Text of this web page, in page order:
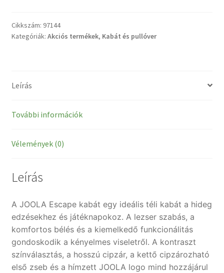
Cikkszám: 97144
Kategóriák: Akciós termékek, Kabát és pullóver
Leírás
További információk
Vélemények (0)
Leírás
A JOOLA Escape kabát egy ideális téli kabát a hideg
edzésekhez és játéknapokoz. A lezser szabás, a
komfortos bélés és a kiemelkedő funkcionálitás
gondoskodik a kényelmes viseletről. A kontraszt
színválasztás, a hosszú cipzár, a kettő cipzározható
első zseb és a hímzett JOOLA logo mind hozzájárul